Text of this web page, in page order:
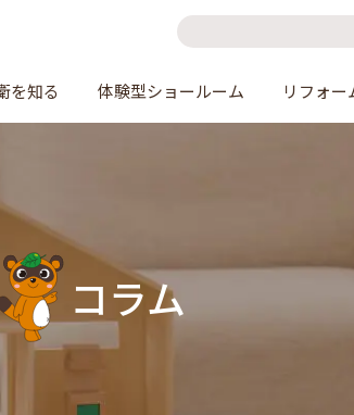
を知る 体験型ショールーム リフォ
コラム